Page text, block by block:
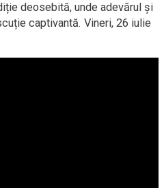
deosebită, unde adevărul și
captivantă. Vineri, 26 iulie